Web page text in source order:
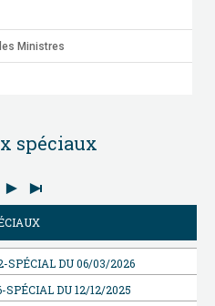
Ministres
spéciaux
SPÉCIAL DU 06/03/2026
SPÉCIAL DU 12/12/2025